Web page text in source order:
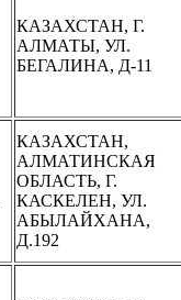
КАЗАХСТАН, Г.
АЛМАТЫ, УЛ.
БЕГАЛИНА, Д-11
КАЗАХСТАН,
АЛМАТИНСКАЯ
ОБЛАСТЬ, Г.
КАСКЕЛЕН, УЛ.
АБЫЛАЙХАНА,
Д.192